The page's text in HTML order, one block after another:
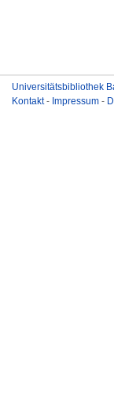
Universitätsbibliothek
Kontakt- Impressum -